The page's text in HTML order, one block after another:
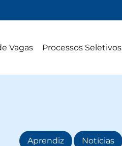
Vagas Processos Seletivos
Aprendiz , Notícias